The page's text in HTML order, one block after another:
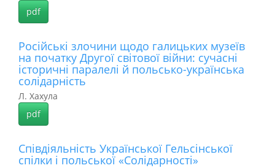
pdf
Російські злочини щодо галицьких музеїв
на початку Другої світової війни: сучасні
історичні паралелі й польсько-українська
солідарність
Л. Хахула
pdf
Співдіяльність Української Гельсінської
спілки і польської «Солідарності»